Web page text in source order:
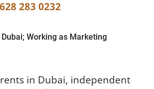
628 283 0232
Working as Marketing
in Dubai, independent